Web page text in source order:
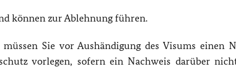
können zur Ablehnung führen.
Sie vor Aushändigung des Visums einen
vorlegen, sofern ein Nachweis darüber